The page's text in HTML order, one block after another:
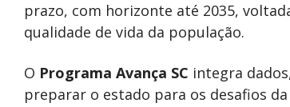
prazo, com horizonte até 2035,
qualidade de vida da população.
O Programa Avança SC integra
preparar o estado para os desafios